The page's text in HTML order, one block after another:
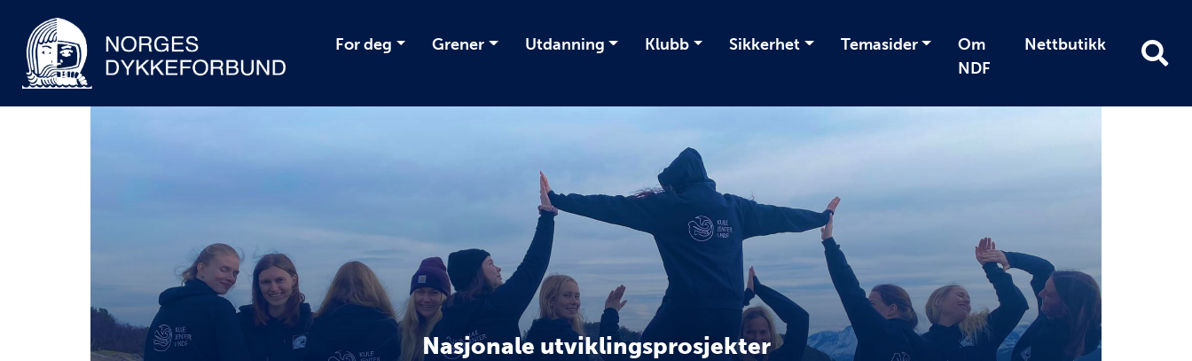
For deg Grener Utdanning Klubb Sikkerhet Temasider
Om
NDF
Nettbutikk
Nasjonale utviklingsprosjekter